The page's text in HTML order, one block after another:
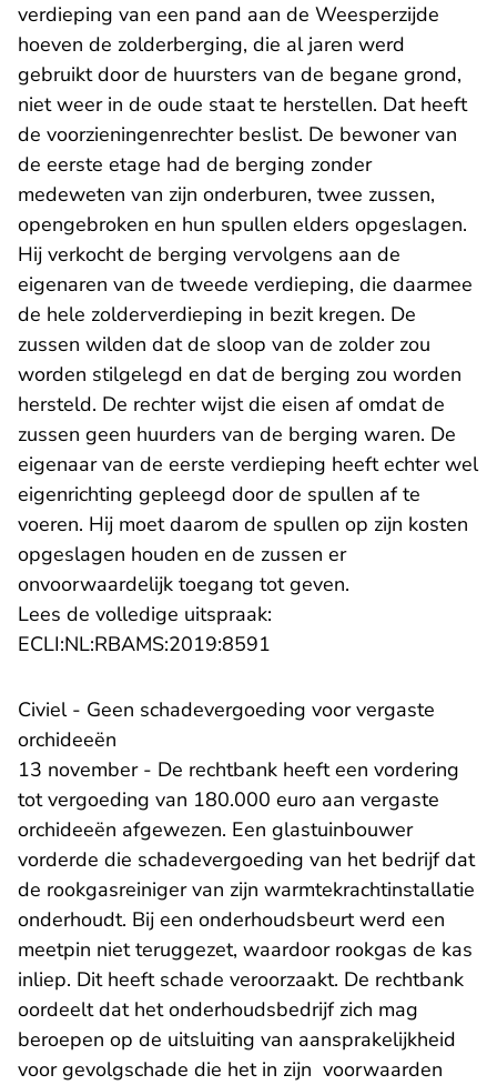
verdieping van een pand aan de Weesperzijde
hoeven de zolderberging, die al jaren werd
gebruikt door de huursters van de begane grond,
niet weer in de oude staat te herstellen. Dat heeft
de voorzieningenrechter beslist. De bewoner van
de eerste etage had de berging zonder
medeweten van zijn onderburen, twee zussen,
opengebroken en hun spullen elders opgeslagen.
Hij verkocht de berging vervolgens aan de
eigenaren van de tweede verdieping, die daarmee
de hele zolderverdieping in bezit kregen. De
zussen wilden dat de sloop van de zolder zou
worden stilgelegd en dat de berging zou worden
hersteld. De rechter wijst die eisen af omdat de
zussen geen huurders van de berging waren. De
eigenaar van de eerste verdieping heeft echter wel
eigenrichting gepleegd door de spullen af te
voeren. Hij moet daarom de spullen op zijn kosten
opgeslagen houden en de zussen er
onvoorwaardelijk toegang tot geven.
Lees de volledige uitspraak:
ECLI:NL:RBAMS:2019:8591
Civiel - Geen schadevergoeding voor vergaste
orchideeën
13 november - De rechtbank heeft een vordering
tot vergoeding van 180.000 euro aan vergaste
orchideeën afgewezen. Een glastuinbouwer
vorderde die schadevergoeding van het bedrijf dat
de rookgasreiniger van zijn warmtekrachtinstallatie
onderhoudt. Bij een onderhoudsbeurt werd een
meetpin niet teruggezet, waardoor rookgas de kas
inliep. Dit heeft schade veroorzaakt. De rechtbank
oordeelt dat het onderhoudsbedrijf zich mag
beroepen op de uitsluiting van aansprakelijkheid
voor gevolgschade die het in zijn voorwaarden